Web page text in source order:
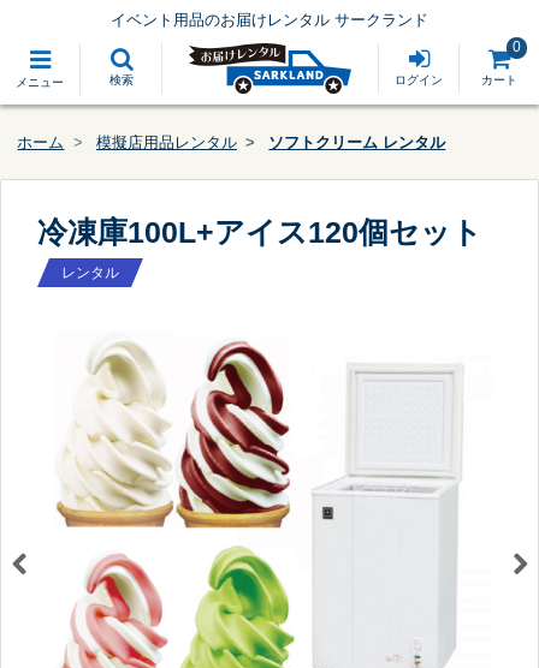
メニュー 検索
イベント用品のお届けレンタル サークランド
ログイン カート
0
ホーム 模擬店用品レンタル ソフトクリーム レンタル
冷凍庫100L+アイス120個セット
レンタル